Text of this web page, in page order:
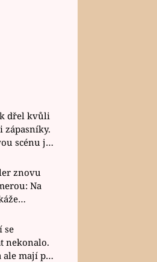
dřel kvůli
zápasníky.
scénu jel
znovu
Na
se
nekonalo.
ale mají po